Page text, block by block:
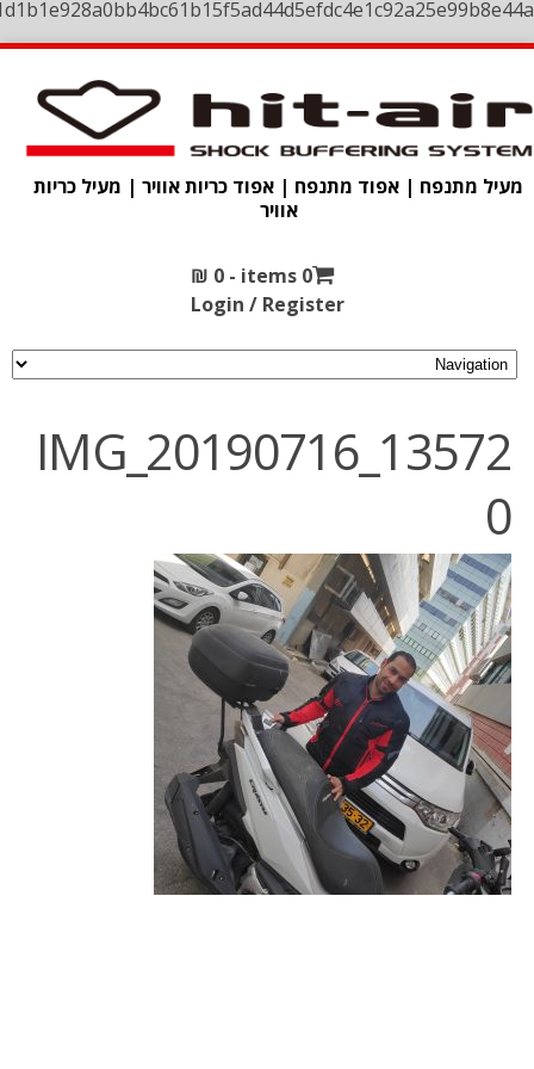
מעיל מתנפח | אפוד מתנפח | אפוד כריות אוויר | מעיל כריות
אוויר
0 items -
₪ 0
Login / Register
IMG_20190716_13572
0